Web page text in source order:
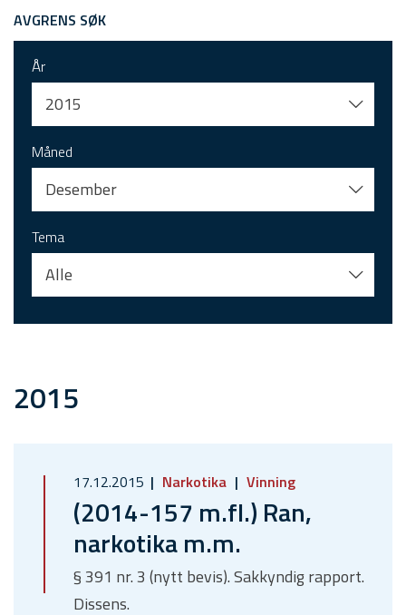
AVGRENS SØK
År
2015
Måned
Desember
Tema
Alle
2015
17.12.2015 Narkotika Vinning
(2014-157 m.fl.) Ran,
narkotika m.m.
§ 391 nr. 3 (nytt bevis). Sakkyndig rapport.
Dissens.